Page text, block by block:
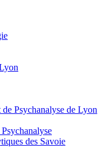
Psychanalyse de Lyon
des Savoie